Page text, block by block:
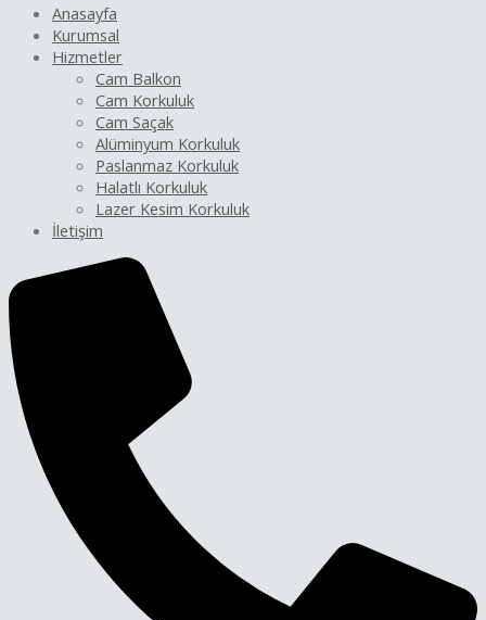
Anasayfa
Kurumsal
Hizmetler
Cam Balkon
Cam Korkuluk
Cam Saçak
Alüminyum Korkuluk
Paslanmaz Korkuluk
Halatlı Korkuluk
Lazer Kesim Korkuluk
İletişim